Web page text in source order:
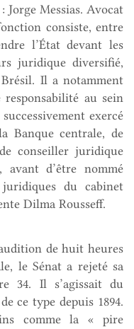
Messias. Avocat
consiste, entre
l’État devant les
juridique diversifié,
Il a notamment
responsabilité au sein
exercé
Banque centrale, de
conseiller juridique
avant d’être nommé
du cabinet
Dilma Rousseff.
de huit heures
le Sénat a rejeté sa
34. Il s’agissait du
ce type depuis 1894.
comme la « pire